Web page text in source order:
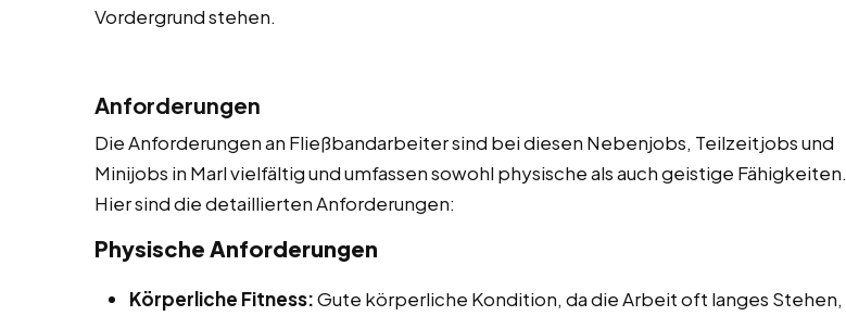
Vordergrund stehen.
Anforderungen
Die Anforderungen an Fließbandarbeiter sind bei diesen Nebenjobs, Teilzeitjobs und
Minijobs in Marl vielfältig und umfassen sowohl physische als auch geistige Fähigkeiten.
Hier sind die detaillierten Anforderungen:
Physische Anforderungen
Körperliche Fitness:Gute körperliche Kondition, da die Arbeit oft langes Stehen,